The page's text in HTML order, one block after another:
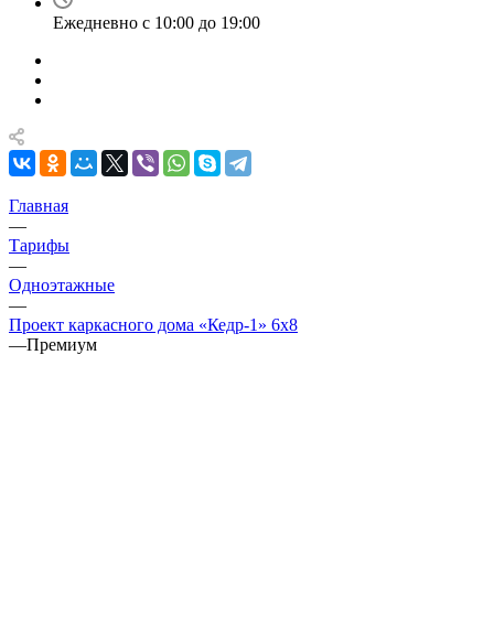
Ежедневно с 10:00 до 19:00
Главная
—
Тарифы
—
Одноэтажные
—
Проект каркасного дома «Кедр-1» 6х8
—Премиум